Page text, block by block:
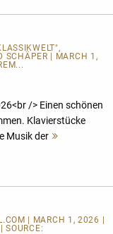
SCHÄPER | MARCH 1,
/> Einen schönen
Klavierstücke
Musik der
| MARCH 1, 2026 |